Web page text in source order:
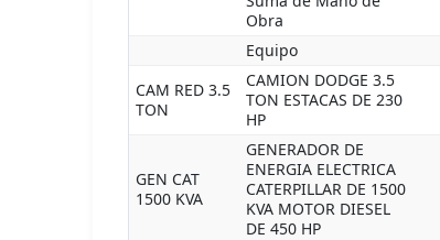
Obra
Equipo
CAM RED 3.5
TON
CAMION DODGE 3.5
TON ESTACAS DE 230
HP
GEN CAT
1500 KVA
GENERADOR DE
ENERGIA ELECTRICA
CATERPILLAR DE 1500
KVA MOTOR DIESEL
DE 450 HP